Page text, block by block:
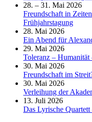
28. – 31. Mai 2026
Freundschaft in
Frühjahrstagung
28. Mai 2026
Ein Abend für
29. Mai 2026
Toleranz –
30. Mai 2026
Freundschaft im
30. Mai 2026
Verleihung der
13. Juli 2026
Das Lyrische